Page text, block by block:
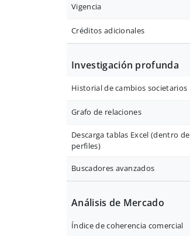
Vigencia
Créditos adicionales
Investigación profunda
Historial de cambios societarios
Grafo de relaciones
Descarga tablas Excel (dentro de
perfiles)
Buscadores avanzados
Análisis de Mercado
Índice de coherencia comercial